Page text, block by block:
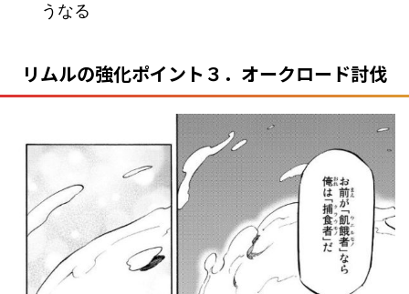
うなる
リムルの強化ポイント３．オークロード討伐